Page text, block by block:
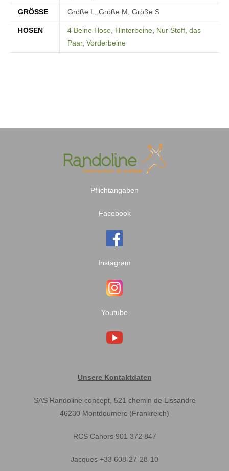
GRÖSSE Größe L, Größe M, Größe S
HOSEN 4 Beine Hose Hinterbeine Nur Stoff, das
Paar, Vorderbeine
Pflichtangaben
Facebook
Instagram
Youtube
Unsere Kontaktdaten
SAS Randoline concept, 521 chemin de Lissandre
46230 Montdoumerc (Frankreich)
RCS Cahors 901 372 847
Jacques +33 608-27-28-10